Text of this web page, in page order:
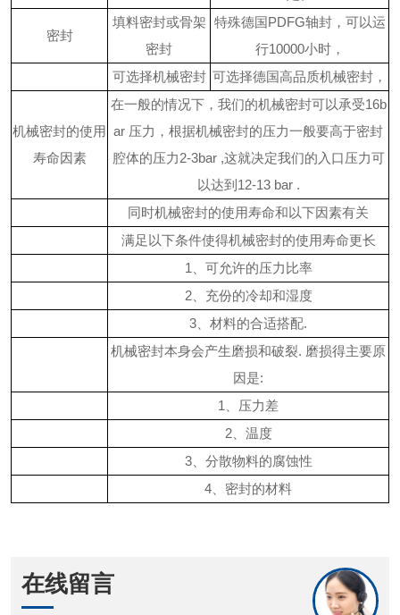
密封
填料密封或骨架
密封
特殊德国PDFG轴封，可以运
行10000小时，
可选择机械密封 可选择德国高品质机械密封，
机械密封的使用
寿命因素
在一般的情况下，我们的机械密封可以承受16b
ar 压力，根据机械密封的压力一般要高于密封
腔体的压力2-3bar ,这就决定我们的入口压力可
以达到12-13 bar .
同时机械密封的使用寿命和以下因素有关
满足以下条件使得机械密封的使用寿命更长
1、可允许的压力比率
2、充份的冷却和湿度
3、材料的合适搭配.
机械密封本身会产生磨损和破裂. 磨损得主要原
因是:
1、压力差
2、温度
3、分散物料的腐蚀性
4、密封的材料
在线留言